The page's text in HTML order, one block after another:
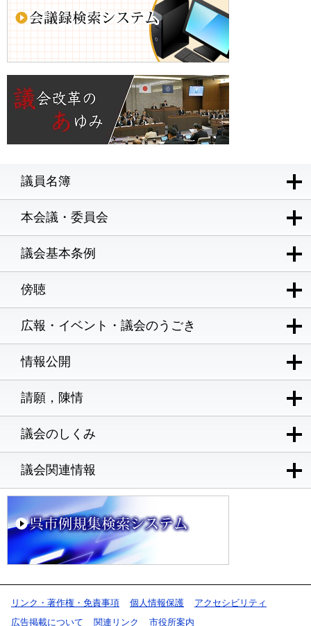
議員名簿
本会議・委員会
議会基本条例
傍聴
広報・イベント・議会のうごき
情報公開
請願，陳情
議会のしくみ
議会関連情報
リンク・著作権・免責事項 個人情報保護
アクセシビリティ
広告掲載について
関連リンク 市役所案内